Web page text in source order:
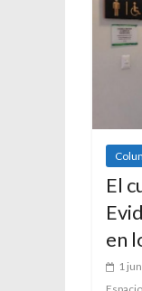
El
en
1